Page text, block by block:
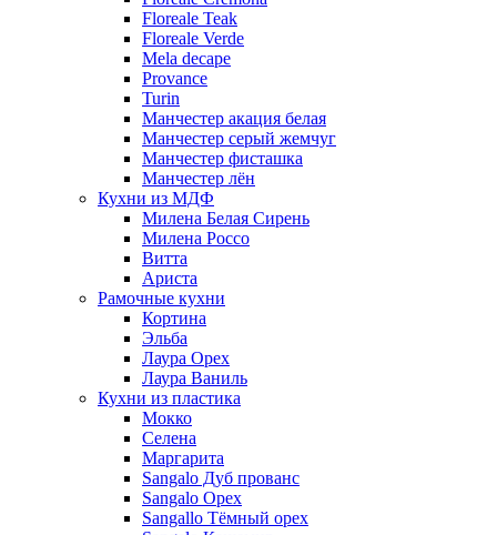
Floreale Teak
Floreale Verde
Mela decape
Provance
Turin
Манчестер акация белая
Манчестер серый жемчуг
Манчестер фисташка
Манчестер лён
Кухни из МДФ
Милена Белая Сирень
Милена Россо
Витта
Ариста
Рамочные кухни
Кортина
Эльба
Лаура Орех
Лаура Ваниль
Кухни из пластика
Мокко
Селена
Маргарита
Sangalo Дуб прованс
Sangalo Орех
Sangallo Тёмный орех